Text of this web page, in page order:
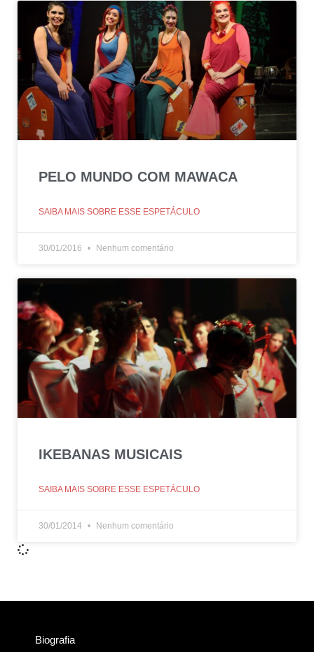
PELO MUNDO COM MAWACA
SAIBA MAIS SOBRE ESSE ESPETÁCULO
30/01/2016 Nenhum comentário
IKEBANAS MUSICAIS
SAIBA MAIS SOBRE ESSE ESPETÁCULO
30/01/2014 Nenhum comentário
Biografia
Três décadas de
Mawaca!
Uma página especial para comemorar nossos 30
anos de estrada.